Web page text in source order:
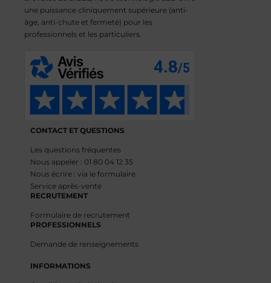
une puissance cliniquement supérieure (anti-
âge, anti-chute et fermeté) pour les
professionnels et les particuliers.
CONTACT ET QUESTIONS
Les questions fréquentes
Nous appeler : 01 80 04 12 35
Nous écrire : via le formulaire
Service après-vente
RECRUTEMENT
Formulaire de recrutement
PROFESSIONNELS
Demande de renseignements
INFORMATIONS